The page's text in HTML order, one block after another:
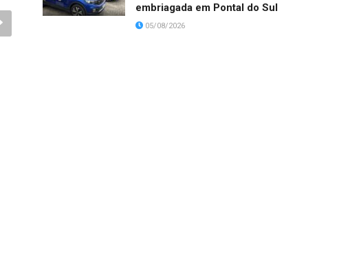
embriagada em Pontal do Sul
05/08/2026